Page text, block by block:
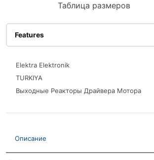
Таблица размеров
Features
Elektra Elektronik
TURKIYA
Выходные Реакторы Драйвера Мотора
Описание